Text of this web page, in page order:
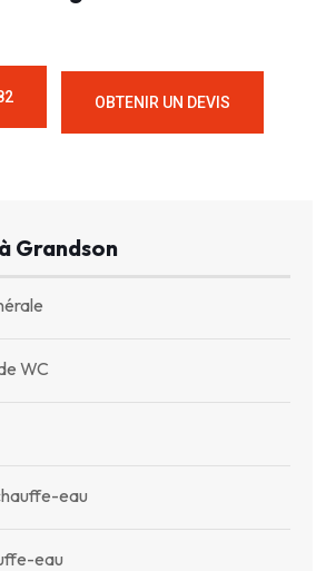
OBTENIR UN DEVIS
Grandson
WC
eau
eau